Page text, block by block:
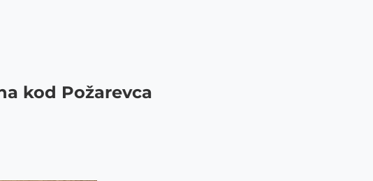
kod Požarevca